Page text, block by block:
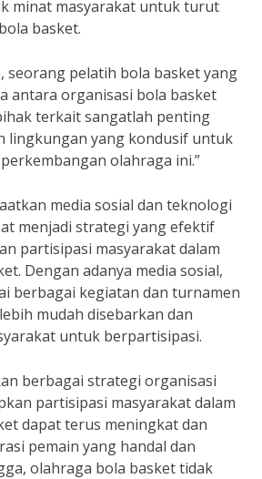
minat masyarakat untuk turut
basket.
seorang pelatih bola basket yang
antara organisasi bola basket
terkait sangatlah penting
lingkungan yang kondusif untuk
olahraga ini.”
media sosial dan teknologi
menjadi strategi yang efektif
partisipasi masyarakat dalam
Dengan adanya media sosial,
berbagai kegiatan dan turnamen
mudah disebarkan dan
untuk berpartisipasi.
berbagai strategi organisasi
partisipasi masyarakat dalam
dapat terus meningkat dan
pemain yang handal dan
olahraga bola basket tidak